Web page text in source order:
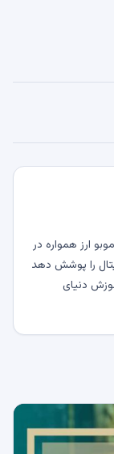
ارز همواره در
را پوشش دهد
دنیای